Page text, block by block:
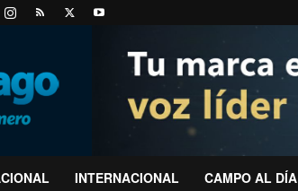
INTERNACIONAL CAMPO AL DÍA